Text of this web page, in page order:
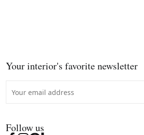
Your interior's favorite newsletter
Follow us